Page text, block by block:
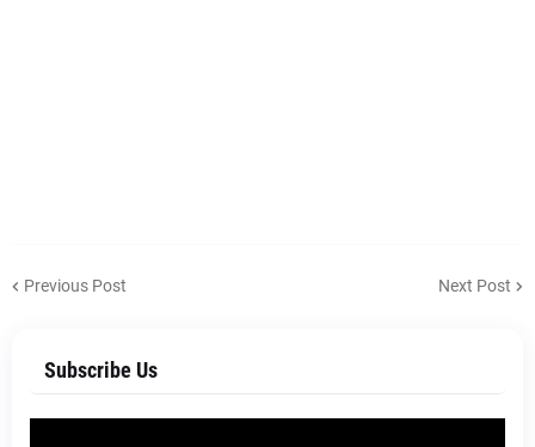
Previous Post Next Post
Subscribe Us